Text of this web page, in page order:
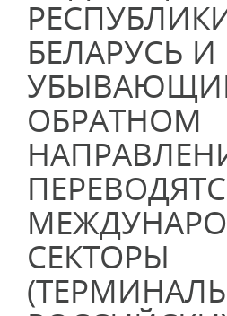
БЕЛАРУСЬ И
ОБРАТНОМ
СЕКТОРЫ